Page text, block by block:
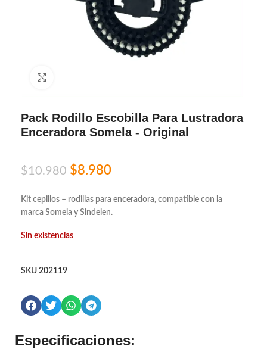
Pack Rodillo Escobilla Para Lustradora
Enceradora Somela - Original
$10.980 $8.980
Kit cepillos – rodillas para enceradora, compatible con la
marca Somela y Sindelen.
Sin existencias
SKU 202119
Especificaciones: